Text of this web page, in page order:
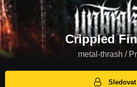
Crippled
metal-thrash /
Sledovat